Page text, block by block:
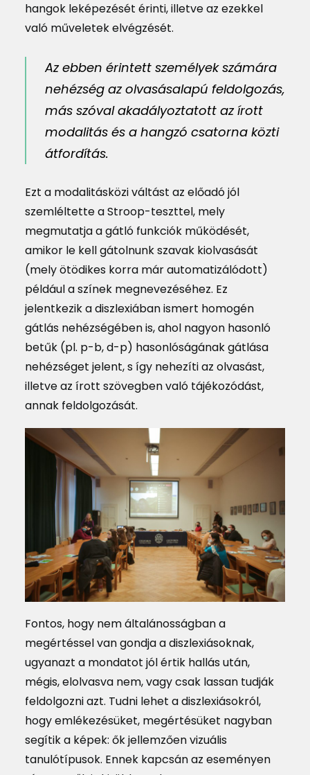
hangok leképezését érinti, illetve az ezekkel
való műveletek elvégzését.
Az ebben érintett személyek számára
nehézség az olvasásalapú feldolgozás,
más szóval akadályoztatott az írott
modalitás és a hangzó csatorna közti
átfordítás.
Ezt a modalitásközi váltást az előadó jól
szemléltette a Stroop-teszttel, mely
megmutatja a gátló funkciók működését,
amikor le kell gátolnunk szavak kiolvasását
(mely ötödikes korra már automatizálódott)
például a színek megnevezéséhez. Ez
jelentkezik a diszlexiában ismert homogén
gátlás nehézségében is, ahol nagyon hasonló
betűk (pl. p-b, d-p) hasonlóságának gátlása
nehézséget jelent, s így nehezíti az olvasást,
illetve az írott szövegben való tájékozódást,
annak feldolgozását.
Fontos, hogy nem általánosságban a
megértéssel van gondja a diszlexiásoknak,
ugyanazt a mondatot jól értik hallás után,
mégis, elolvasva nem, vagy csak lassan tudják
feldolgozni azt. Tudni lehet a diszlexiásokról,
hogy emlékezésüket, megértésüket nagyban
segítik a képek: ők jellemzően vizuális
tanulótípusok. Ennek kapcsán az eseményen